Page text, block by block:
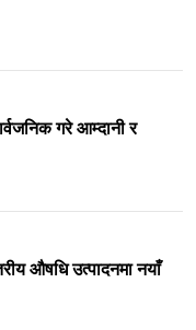
गरे आम्दानी र
औषधि उत्पादनमा नयाँ